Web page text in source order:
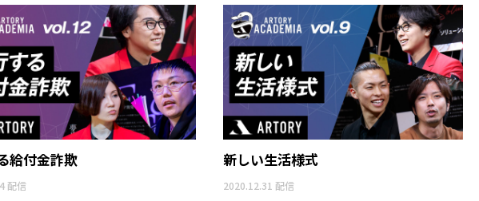
給付金詐欺
配信
新しい生活様式
2020.12.31 配信